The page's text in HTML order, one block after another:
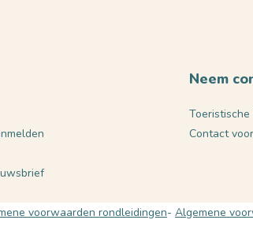
Neem
Contact
voorwaarden rondleidingen Algemene